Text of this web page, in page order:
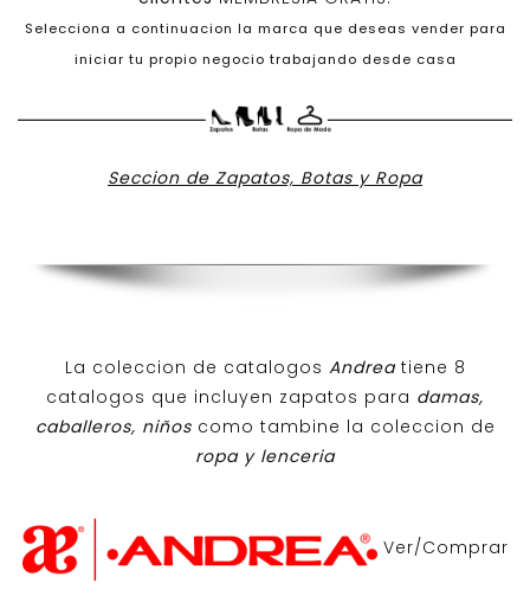
Selecciona a continuacion la marca que deseas vender para
iniciar tu propio negocio trabajando desde casa
Seccion de Zapatos, Botas y Ropa
La coleccion de catalogos Andreatiene 8
catalogos que incluyen zapatos para damas,
caballeros, niños como tambine la coleccion de
ropa y lenceria
Ver/Comprar